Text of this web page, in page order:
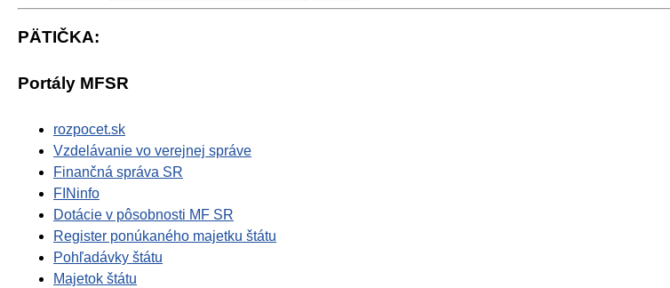
PÄTIČKA:
Portály MFSR
rozpocet.sk
Vzdelávanie vo verejnej správe
Finančná správa SR
FINinfo
Dotácie v pôsobnosti MF SR
Register ponúkaného majetku štátu
Pohľadávky štátu
Majetok štátu